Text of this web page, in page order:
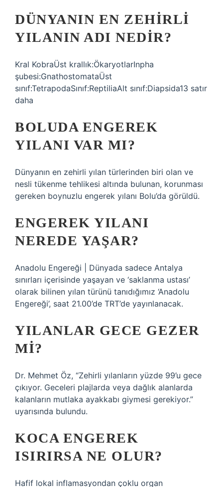
DÜNYANIN EN ZEHIRLI
YILANIN ADI NEDIR?
Kral KobraÜst krallık:ÖkaryotlarInpha
şubesi:GnathostomataÜst
sınıf:TetrapodaSınıf:ReptiliaAlt sınıf:Diapsida13 satır
daha
BOLUDA ENGEREK
YILANI VAR MI?
Dünyanın en zehirli yılan türlerinden biri olan ve
nesli tükenme tehlikesi altında bulunan, korunması
gereken boynuzlu engerek yılanı Bolu’da görüldü.
ENGEREK YILANI
NEREDE YAŞAR?
Anadolu Engereği | Dünyada sadece Antalya
sınırları içerisinde yaşayan ve ‘saklanma ustası’
olarak bilinen yılan türünü tanıdığımız ‘Anadolu
Engereği’, saat 21.00’de TRT’de yayınlanacak.
YILANLAR GECE GEZER
MI?
Dr. Mehmet Öz, “Zehirli yılanların yüzde 99’u gece
çıkıyor. Geceleri plajlarda veya dağlık alanlarda
kalanların mutlaka ayakkabı giymesi gerekiyor.”
uyarısında bulundu.
KOCA ENGEREK
ISIRIRSA NE OLUR?
Hafif lokal inflamasyondan çoklu organ